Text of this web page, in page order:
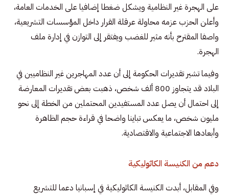
على الهجرة غير النظامية ويشكل ضغطا إضافيا على الخدمات العامة،
وأعلن الحزب عزمه محاولة عرقلة القرار داخل المؤسسات التشريعية،
واصفا المقترح بأنه مثير للغضب ويفتقر إلى التوازن في إدارة ملف
الهجرة.
وفيما تشير تقديرات الحكومة إلى أن عدد المهاجرين غير النظاميين في
البلاد قد يتجاوز 800 ألف شخص، ذهبت بعض تقديرات المعارضة
إلى احتمال أن يصل عدد المستفيدين المحتملين من الخطة إلى نحو
مليون شخص، ما يعكس تباينا واضحا في قراءة حجم الظاهرة
وأبعادها الاجتماعية والاقتصادية.
دعم من الكنيسة الكاثوليكية
وفي المقابل، أبدت الكنيسة الكاثوليكية في إسبانيا دعما للتشريع